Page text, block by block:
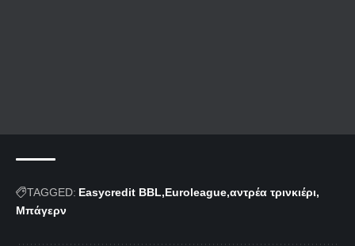
TAGGED: Easycredit BBL Euroleague αντρέα τρινκιέρι
Μπάγερν